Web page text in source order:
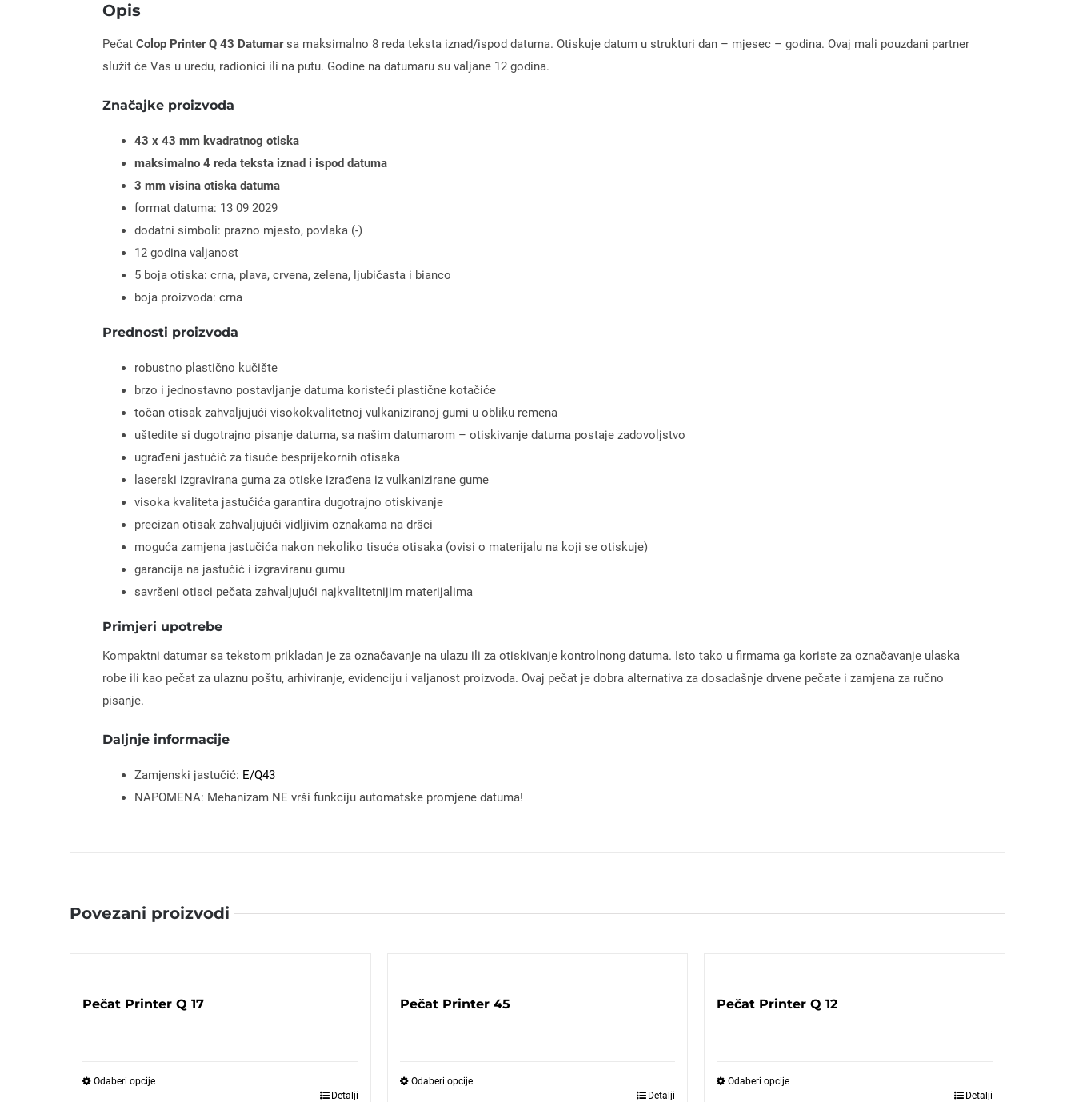
Opis
Pečat Colop Printer Q 43 Datumarsa maksimalno 8 reda teksta iznad/ispod datuma. Otiskuje datum u strukturi dan – mjesec – godina. Ovaj mali pouzdani partner
služit će Vas u uredu, radionici ili na putu. Godine na datumaru su valjane 12 godina.
Značajke proizvoda
43 x 43 mm kvadratnog otiska
maksimalno 4 reda teksta iznad i ispod datuma
3 mm visina otiska datuma
format datuma: 13 09 2029
dodatni simboli: prazno mjesto, povlaka (-)
12 godina valjanost
5 boja otiska: crna, plava, crvena, zelena, ljubičasta i bianco
boja proizvoda: crna
Prednosti proizvoda
robustno plastično kučište
brzo i jednostavno postavljanje datuma koristeći plastične kotačiće
točan otisak zahvaljujući visokokvalitetnoj vulkaniziranoj gumi u obliku remena
uštedite si dugotrajno pisanje datuma, sa našim datumarom – otiskivanje datuma postaje zadovoljstvo
ugrađeni jastučić za tisuće besprijekornih otisaka
laserski izgravirana guma za otiske izrađena iz vulkanizirane gume
visoka kvaliteta jastučića garantira dugotrajno otiskivanje
precizan otisak zahvaljujući vidljivim oznakama na dršci
moguća zamjena jastučića nakon nekoliko tisuća otisaka (ovisi o materijalu na koji se otiskuje)
garancija na jastučić i izgraviranu gumu
savršeni otisci pečata zahvaljujući najkvalitetnijim materijalima
Primjeri upotrebe
Kompaktni datumar sa tekstom prikladan je za označavanje na ulazu ili za otiskivanje kontrolnong datuma. Isto tako u firmama ga koriste za označavanje ulaska
robe ili kao pečat za ulaznu poštu, arhiviranje, evidenciju i valjanost proizvoda. Ovaj pečat je dobra alternativa za dosadašnje drvene pečate i zamjena za ručno
pisanje.
Daljnje informacije
Zamjenski jastučić: E/Q43
NAPOMENA: Mehanizam NE vrši funkciju automatske promjene datuma!
Povezani proizvodi
Pečat Printer Q 17
Odaberi opcije
Detalji
Pečat Printer 45
Odaberi opcije
Detalji
Pečat Printer Q 12
Odaberi opcije
Detalji